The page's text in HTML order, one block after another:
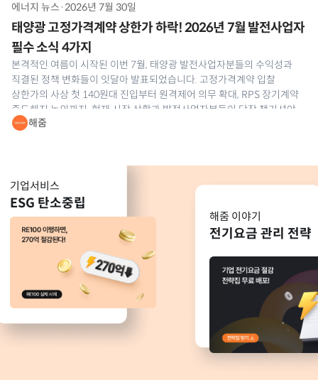
에너지 뉴스 ·2026년 7월 30일
태양광 고정가격계약 상한가 하락! 2026년 7월 발전사업자
필수 소식 4가지
본격적인 여름이 시작된 이번 7월, 태양광 발전사업자분들의 수익성과
직결된 정책 변화들이 잇달아 발표되었습니다. 고정가격계약 입찰
상한가의 사상 첫 140원대 진입부터 원격제어 의무 확대, RPS 장기계약
중도해지 논의까지. 현재 시장 상황과 발전사업자분들이 당장 챙기셔야
할 실무 대응 전략을 해줌이 정리해 드립니다. 📰 2026년 7월 태양광
해줌
기업서비스
ESG 탄소중립
해줌 이야기
전기요금 관리 전략